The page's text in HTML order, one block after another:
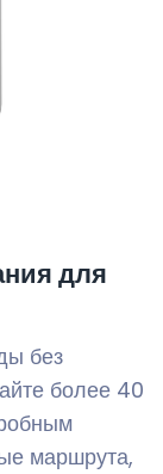
для
без
более 40
маршрута,